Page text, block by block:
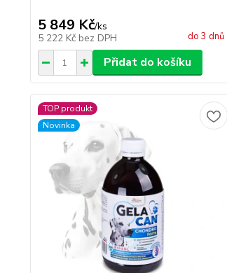
5 849 Kč/ks
5 222 Kč bez DPH do 3 dnů
Přidat do košíku
TOP produkt
Novinka